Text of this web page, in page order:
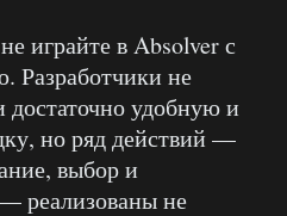
играйте в Absolver с
Разработчики не
достаточно удобную и
но ряд действий —
выбор и
реализованы не